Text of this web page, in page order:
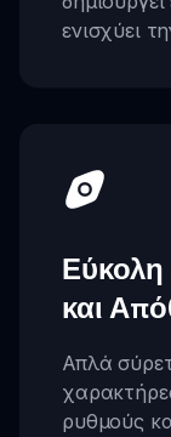
ενισχύει
Εύκολη
και
Απλά
ρυθμούς